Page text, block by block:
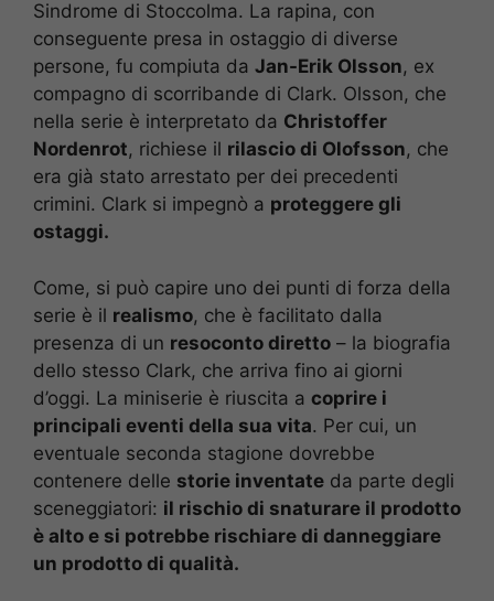
Sindrome di Stoccolma. La rapina, con
conseguente presa in ostaggio di diverse
persone, fu compiuta da Jan-Erik Olsson, ex
compagno di scorribande di Clark. Olsson, che
nella serie è interpretato da Christoffer
Nordenrot, richiese il rilascio di Olofsson, che
era già stato arrestato per dei precedenti
crimini. Clark si impegnò a proteggere gli
ostaggi.
Come, si può capire uno dei punti di forza della
serie è il realismo, che è facilitato dalla
presenza di un resoconto diretto – la biografia
dello stesso Clark, che arriva fino ai giorni
d’oggi. La miniserie è riuscita a coprire i
principali eventi della sua vita. Per cui, un
eventuale seconda stagione dovrebbe
contenere delle storie inventate da parte degli
sceneggiatori: il rischio di snaturare il prodotto
è alto e si potrebbe rischiare di danneggiare
un prodotto di qualità.